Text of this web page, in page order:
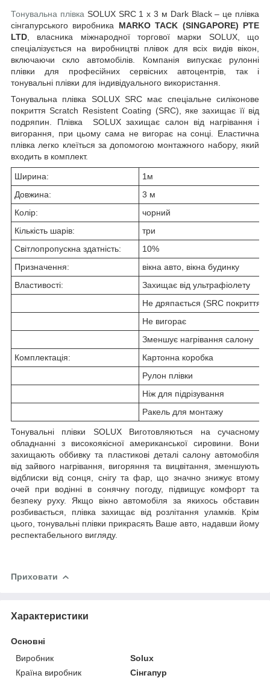
Тонувальна плівка SOLUX SRC 1 х 3 м Dark Black – це плівка
сінгапурського виробника MARKO TACK (SINGAPORE) PTE
LTD , власника міжнародної торгової марки SOLUX, що
спеціалізується на виробництві плівок для всіх видів вікон,
включаючи скло автомобілів . Компанія випускає рулонні
плівки для професійних сервісних автоцентрів, так і
тонувальні плівки для індивідуального використання.
Тонувальна плівка SOLUX SRC має спеціальне силіконове
покриття Scratch Resistent Coating (SRC), яке захищає її від
подряпин. Плівка SOLUX захищає салон від нагрівання і
вигорання, при цьому сама не вигорає на сонці. Еластична
плівка легко клеїться за допомогою монтажного набору, який
входить в комплект.
Ширина:
1м
Довжина:
3 м
Колір:
чорний
Кількість шарів:
три
Світлопропускна здатність:
10%
Призначення:
вікна авто, вікна будинку
Властивості:
Захищає від ультрафіолету
Не дряпається (SRC покриття)
Не вигорає
Зменшує нагрівання салону
Комплектація:
Картонна коробка
Рулон плівки
Ніж для підрізування
Ракель для монтажу
Тонувальні плівки SOLUX Виготовляються на сучасному
обладнанні з високоякісної американської сировини. Вони
захищають оббивку та пластикові деталі салону автомобіля
від зайвого нагрівання, вигоряння та вицвітання, зменшують
відблиски від сонця, снігу та фар, що значно знижує втому
очей при водінні в сонячну погоду, підвищує комфорт та
безпеку руху. Якщо вікно автомобіля за якихось обставин
розбивається, плівка захищає від розлітання уламків. Крім
цього, тонувальні плівки прикрасять Ваше авто, надавши йому
респектабельного вигляду.
Приховати
Характеристики
Основні
Виробник
Solux
Країна виробник
Сінгапур